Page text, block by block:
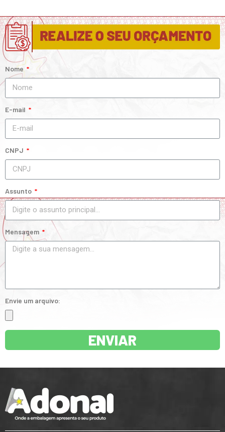
Nome
E-mail
CNPJ
Assunto
Mensagem
Envie um arquivo:
ENVIAR